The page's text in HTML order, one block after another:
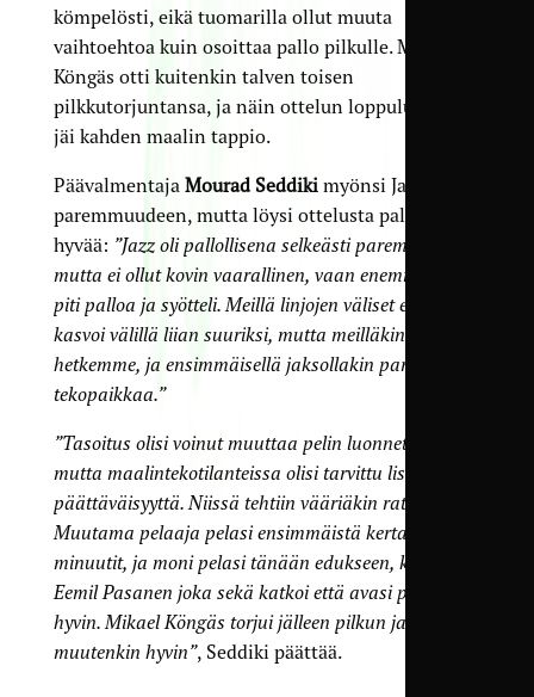
kömpelösti, eikä tuomarilla ollut muuta
vaihtoehtoa kuin osoittaa pallo pilkulle. Mikael
Köngäs otti kuitenkin talven toisen
pilkkutorjuntansa, ja näin ottelun loppulukemiksi
jäi kahden maalin tappio.
Päävalmentaja Mourad Seddikimyönsi Jazzin
paremmuudeen, mutta löysi ottelusta paljon
hyvää: ”Jazz oli pallollisena selkeästi parempi,
mutta ei ollut kovin vaarallinen, vaan enemmänkin
piti palloa ja syötteli. Meillä linjojen väliset etäisyydet
kasvoi välillä liian suuriksi, mutta meilläkin oli
hetkemme, ja ensimmäisellä jaksollakin pari-kolme
tekopaikkaa.”
”Tasoitus olisi voinut muuttaa pelin luonnetta,
mutta maalintekotilanteissa olisi tarvittu lisää
päättäväisyyttä. Niissä tehtiin vääriäkin ratkaisuja.
Muutama pelaaja pelasi ensimmäistä kertaa täydet
minuutit, ja moni pelasi tänään edukseen, kuten
Eemil Pasanen joka sekä katkoi että avasi peliä
hyvin. Mikael Köngäs torjui jälleen pilkun ja pelasi
muutenkin hyvin”, Seddiki päättää.